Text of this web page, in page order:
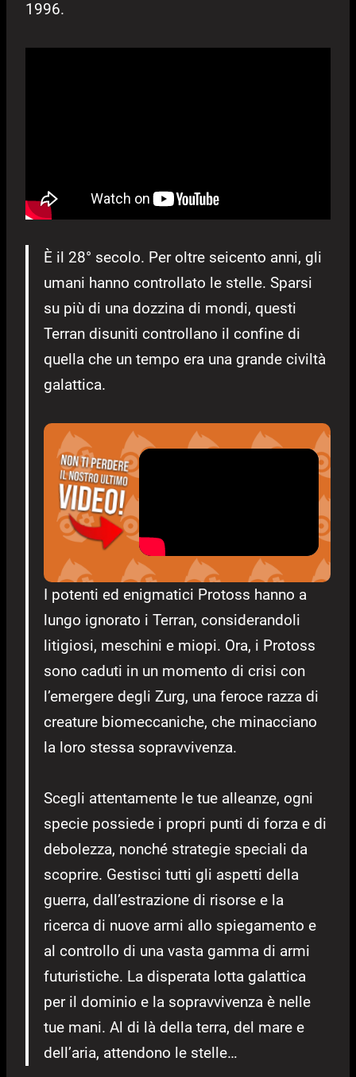
1996.
È il 28° secolo. Per oltre seicento anni, gli
umani hanno controllato le stelle. Sparsi
su più di una dozzina di mondi, questi
Terran disuniti controllano il confine di
quella che un tempo era una grande civiltà
galattica.
I potenti ed enigmatici Protoss hanno a
lungo ignorato i Terran, considerandoli
litigiosi, meschini e miopi. Ora, i Protoss
sono caduti in un momento di crisi con
l’emergere degli Zurg, una feroce razza di
creature biomeccaniche, che minacciano
la loro stessa sopravvivenza.
Scegli attentamente le tue alleanze, ogni
specie possiede i propri punti di forza e di
debolezza, nonché strategie speciali da
scoprire. Gestisci tutti gli aspetti della
guerra, dall’estrazione di risorse e la
ricerca di nuove armi allo spiegamento e
al controllo di una vasta gamma di armi
futuristiche. La disperata lotta galattica
per il dominio e la sopravvivenza è nelle
tue mani. Al di là della terra, del mare e
dell’aria, attendono le stelle…